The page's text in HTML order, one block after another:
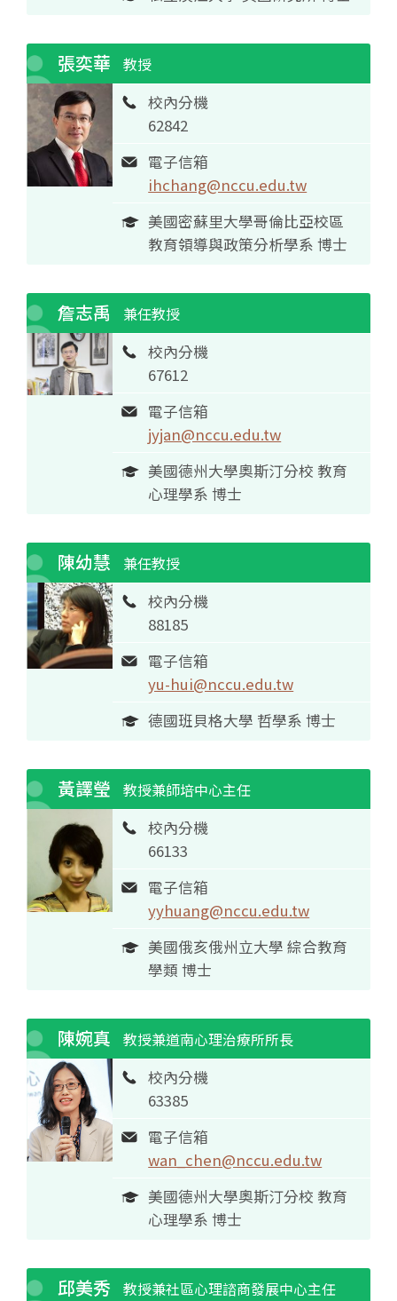
張奕華 教授
校內分機
62842
電子信箱
ihchang@nccu.edu.tw
美國密蘇里大學哥倫比亞校區
教育領導與政策分析學系 博士
詹志禹 兼任教授
校內分機
67612
電子信箱
jyjan@nccu.edu.tw
美國德州大學奧斯汀分校 教育
心理學系 博士
陳幼慧 兼任教授
校內分機
88185
電子信箱
yu-hui@nccu.edu.tw
德國班貝格大學 哲學系 博士
黃譯瑩 教授兼師培中心主任
校內分機
66133
電子信箱
yyhuang@nccu.edu.tw
美國俄亥俄州立大學 綜合教育
學類 博士
陳婉真 教授兼道南心理治療所所長
校內分機
63385
電子信箱
wan_chen@nccu.edu.tw
美國德州大學奧斯汀分校 教育
心理學系 博士
邱美秀 教授兼社區心理諮商發展中心主任